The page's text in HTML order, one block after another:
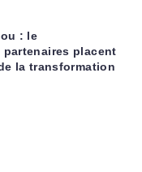
: le
partenaires placent
la transformation